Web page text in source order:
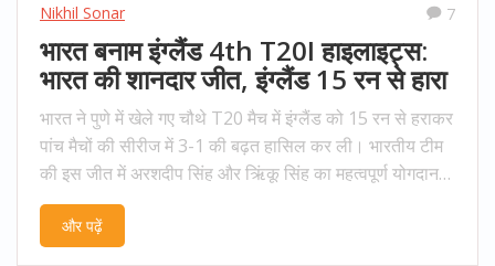
Nikhil Sonar
7
भारत बनाम इंग्लैंड 4th T20I हाइलाइट्स:
भारत की शानदार जीत, इंग्लैंड 15 रन से हारा
भारत ने पुणे में खेले गए चौथे T20 मैच में इंग्लैंड को 15 रन से हराकर
पांच मैचों की सीरीज में 3-1 की बढ़त हासिल कर ली। भारतीय टीम
की इस जीत में अरशदीप सिंह और ऋिंकू सिंह का महत्वपूर्ण योगदान
रहा। उन्होंने शुरुआती संघर्ष के बाद टीम को मजबूती से खड़ा किया।
इंग्लैंड की टीम अपने बल्लेबाजों के बल पर मैच में वापसी की कोशिश
और पढ़ें